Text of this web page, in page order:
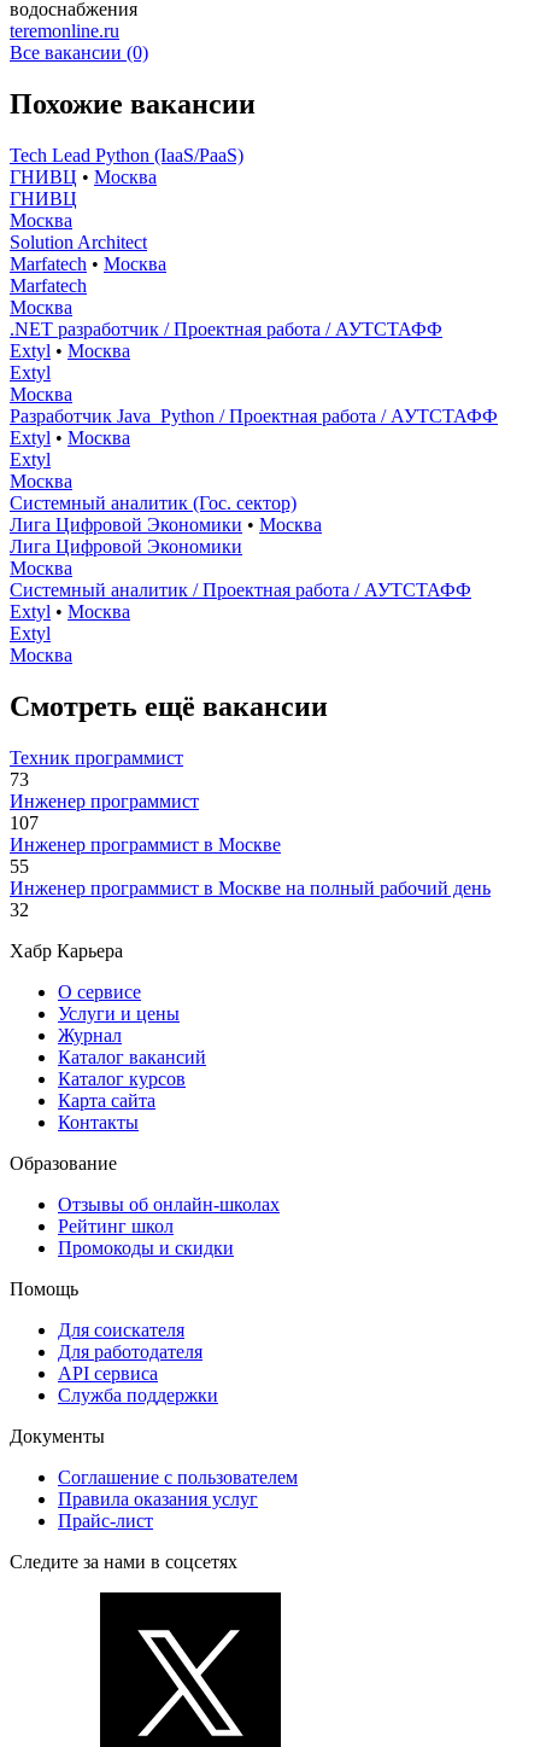
водоснабжения
teremonline.ru
Все вакансии (0)
Похожие вакансии
Tech Lead Python (IaaS/PaaS)
ГНИВЦ • Москва
ГНИВЦ
Москва
Solution Architect
Marfatech • Москва
Marfatech
Москва
.NET разработчик / Проектная работа / АУТСТАФФ
Extyl • Москва
Extyl
Москва
Разработчик Java_Python / Проектная работа / АУТСТАФФ
Extyl • Москва
Extyl
Москва
Системный аналитик (Гос. сектор)
Лига Цифровой Экономики • Москва
Лига Цифровой Экономики
Москва
Системный аналитик / Проектная работа / АУТСТАФФ
Extyl • Москва
Extyl
Москва
Смотреть ещё вакансии
Техник программист
73
Инженер программист
107
Инженер программист в Москве
55
Инженер программист в Москве на полный рабочий день
32
Хабр Карьера
О сервисе
Услуги и цены
Журнал
Каталог вакансий
Каталог курсов
Карта сайта
Контакты
Образование
Отзывы об онлайн-школах
Рейтинг школ
Промокоды и скидки
Помощь
Для соискателя
Для работодателя
API сервиса
Служба поддержки
Документы
Соглашение с пользователем
Правила оказания услуг
Прайс-лист
Следите за нами в соцсетях